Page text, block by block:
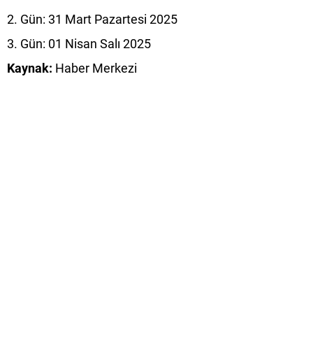
2. Gün: 31 Mart Pazartesi 2025
3. Gün: 01 Nisan Salı 2025
Kaynak: Haber Merkezi